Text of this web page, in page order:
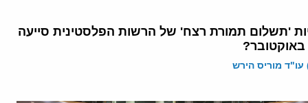
'תשלום תמורת רצח' של הרשות הפלסטינית סייעה
מוריס הירש